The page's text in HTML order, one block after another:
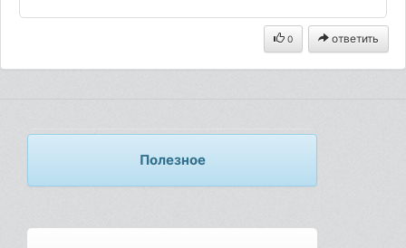
0 ответить
Полезное